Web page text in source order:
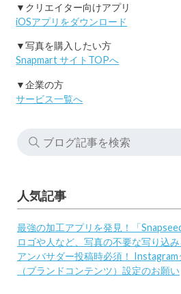
▼クリエイター向けアプリ
iOSアプリをダウンロード
▼写真を購入したい方
Snapmart サイトTOPへ
▼企業の方
サービス一覧へ
人気記事
最強の加工アプリを発見！「
ロゴや人など、写真の不要な写り込
アンバサダー投稿時必須！
（ブランドコンテンツ）設定のお願い